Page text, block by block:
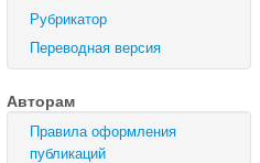
Рубрикатор
Переводная версия
Авторам
Правила оформления
публикаций